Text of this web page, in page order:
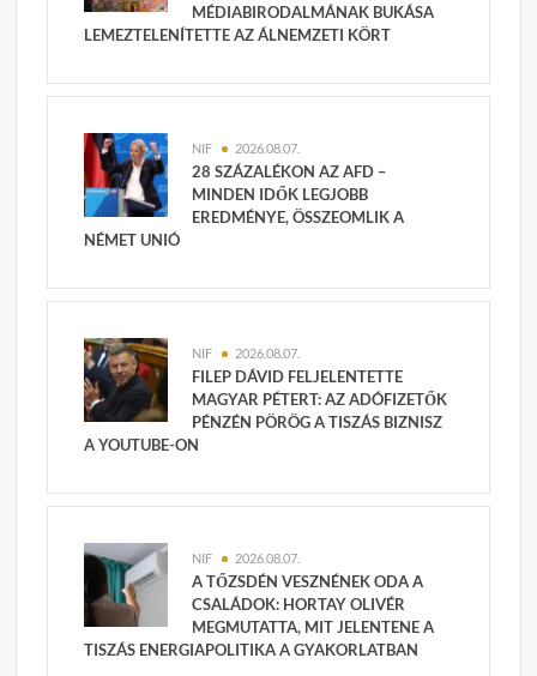
MÉDIABIRODALMÁNAK BUKÁSA
LEMEZTELENÍTETTE AZ ÁLNEMZETI KÖRT
NIF 2026.08.07.
28 SZÁZALÉKON AZ AFD –
MINDEN IDŐK LEGJOBB
EREDMÉNYE, ÖSSZEOMLIK A
NÉMET UNIÓ
NIF 2026.08.07.
FILEP DÁVID FELJELENTETTE
MAGYAR PÉTERT: AZ ADÓFIZETŐK
PÉNZÉN PÖRÖG A TISZÁS BIZNISZ
A YOUTUBE-ON
NIF 2026.08.07.
A TŐZSDÉN VESZNÉNEK ODA A
CSALÁDOK: HORTAY OLIVÉR
MEGMUTATTA, MIT JELENTENE A
TISZÁS ENERGIAPOLITIKA A GYAKORLATBAN